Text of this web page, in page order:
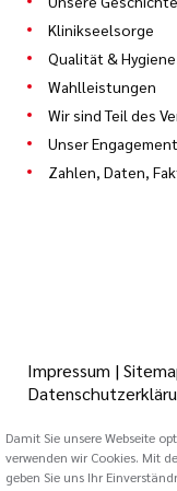
Klinikseelsorge
Qualität & Hygiene
Wahlleistungen
Wir sind Teil des
Unser
Zahlen, Daten,
© 2026 Caritas
Impressum |
Damit Sie unsere Webseite
verwenden wir Cookies. Mit
geben Sie uns Ihr